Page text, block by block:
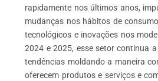
rapidamente nos últimos anos,
mudanças nos hábitos de
tecnológicos e inovações nos
2024 e 2025, esse setor continua
tendências moldando a maneira
oferecem produtos e serviços e